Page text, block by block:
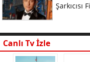
Canlı Tv İzle